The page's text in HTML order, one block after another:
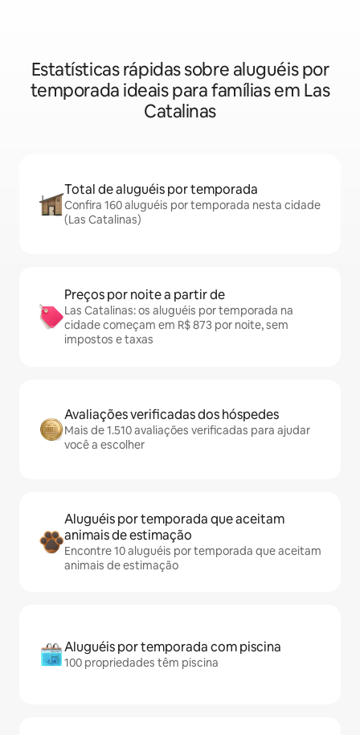
Estatísticas rápidas sobre aluguéis por
temporada ideais para famílias em Las
Catalinas
Total de aluguéis por temporada
Confira 160 aluguéis por temporada nesta cidade
(Las Catalinas)
Preços por noite a partir de
Las Catalinas: os aluguéis por temporada na
cidade começam em R$ 873 por noite, sem
impostos e taxas
Avaliações verificadas dos hóspedes
Mais de 1.510 avaliações verificadas para ajudar
você a escolher
Aluguéis por temporada que aceitam
animais de estimação
Encontre 10 aluguéis por temporada que aceitam
animais de estimação
Aluguéis por temporada com piscina
100 propriedades têm piscina